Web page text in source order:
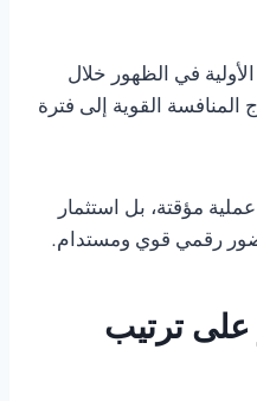
في الظهور خلال
المنافسة القوية إلى فترة
مؤقتة، بل استثمار
رقمي قوي ومستدام.
على ترتيب